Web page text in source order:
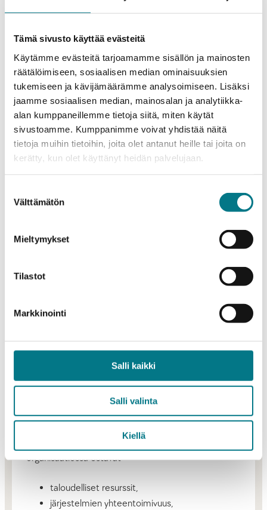
Tämä sivusto käyttää evästeitä
Käytämme evästeitä tarjoamamme sisällön ja mainosten
räätälöimiseen, sosiaalisen median ominaisuuksien
tukemiseen ja kävijämäärämme analysoimiseen. Lisäksi
jaamme sosiaalisen median, mainosalan ja analytiikka-
alan kumppaneillemme tietoja siitä, miten käytät
sivustoamme. Kumppanimme voivat yhdistää näitä
tietoja muihin tietoihin, joita olet antanut heille tai joita on
kerätty, kun olet käyttänyt heidän palvelujaan.
valinta
Välttämätön
Mieltymykset
Tilastot
Markkinointi
Salli kaikki
Salli valinta
Kiellä
myös pyytää sähköpostitse Kirsi Meriläiseltä tai Kirsi
maaliin ja mitkä jarruttavat niitä?
Organisaatiokulttuuri voi olla sekä innovaatioita
edistävä että estävä tekijä. Sote-alan Master-
opiskelijoiden näkemyksiä innovaatioiden
kehittämistä ja käyttöönottoa edistävistä ja estävistä
tekijöistä organisaatioissa selvitettiin KAMKin sote-
Wellbeing Service Development ja Management -
työpajassa. Työpajan tulokset koottiin yhteen ja
organisaatiossa edistävät
toimijoiden asenne ja motivaatio,
tehokkuus ja palvelujen saatavuus,
digitaaliset ja teknologiset ratkaisut,
resurssit ja roolitus ja
tieto.
Innovaation jatkokehittämistä ja käyttöönottoa
organisaatiossa estävät
taloudelliset resurssit,
järjestelmien yhteentoimivuus,